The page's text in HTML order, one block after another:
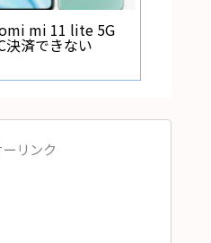
mi 11 lite 5G
決済できない
リンク